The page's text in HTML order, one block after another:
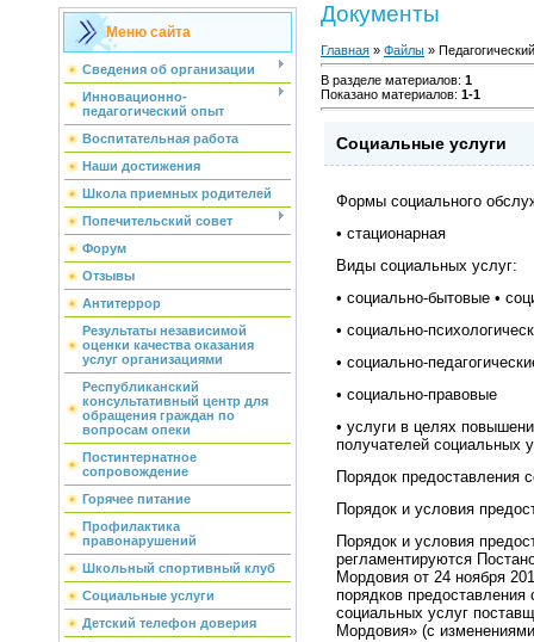
Меню сайта
Сведения об организации
Инновационно-
педагогический опыт
Воспитательная работа
Наши достижения
Школа приемных родителей
Попечительский совет
Форум
Отзывы
Антитеррор
Результаты независимой
оценки качества оказания
услуг организациями
Республиканский
консультативный центр для
обращения граждан по
вопросам опеки
Постинтернатное
сопровождение
Горячее питание
Профилактика
правонарушений
Школьный спортивный клуб
Социальные услуги
Детский телефон доверия
Документы
Главная » Файлы »
В разделе материалов: 1
Показано материалов: 1-1
Социальные услуги
Формы социального
• стационарная
Виды социальных услуг:
• социально-бытовые •
• социально-
• социально-
• социально-правовые
• услуги в целях
получателей социальных
Порядок предоставления
Порядок и условия
Порядок и условия
регламентируются
Мордовия от 24 ноября
порядков
социальных услуг
Мордовия» (с